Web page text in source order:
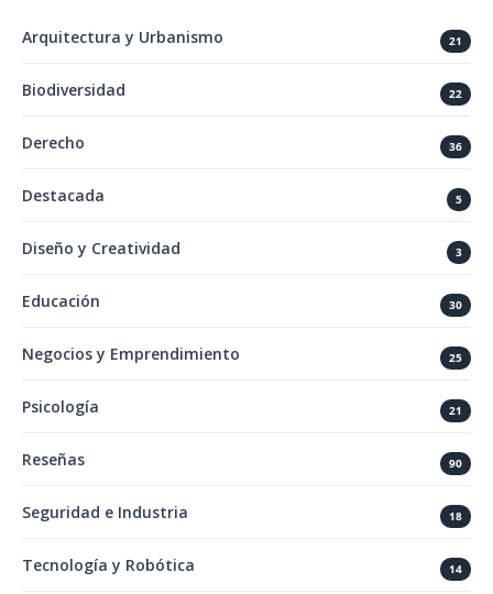
Arquitectura y Urbanismo 21
Biodiversidad 22
Derecho 36
Destacada 5
Diseño y Creatividad 3
Educación 30
Negocios y Emprendimiento 25
Psicología 21
Reseñas 90
Seguridad e Industria 18
Tecnología y Robótica 14